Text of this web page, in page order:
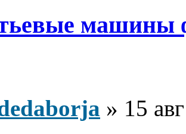
машины
» 15